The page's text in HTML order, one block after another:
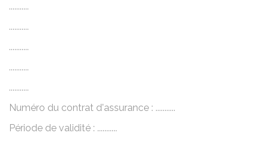
...........
...........
...........
...........
...........
Numéro du contrat d'assurance : ...........
Période de validité : ...........